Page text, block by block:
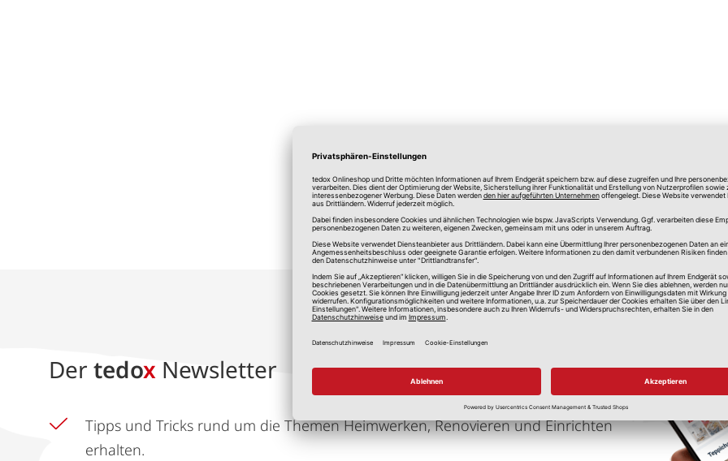
*Alle Preise in Euro, inkl. gesetzlicher Mehrwertsteuer, zzgl.
Der tedox Newsletter
Tipps und Tricks rund um die Themen Heimwerken, Renovieren und Einrichten
erhalten.